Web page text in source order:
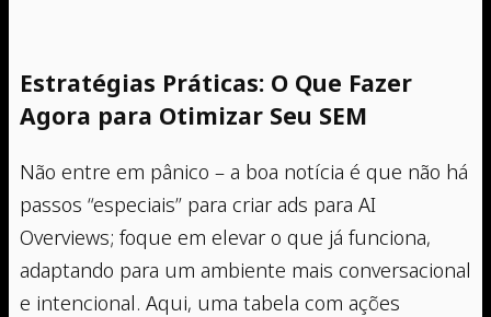
Estratégias Práticas: O Que Fazer
Agora para Otimizar Seu SEM
Não entre em pânico – a boa notícia é que não há
passos “especiais” para criar ads para AI
Overviews; foque em elevar o que já funciona,
adaptando para um ambiente mais conversacional
e intencional. Aqui, uma tabela com ações